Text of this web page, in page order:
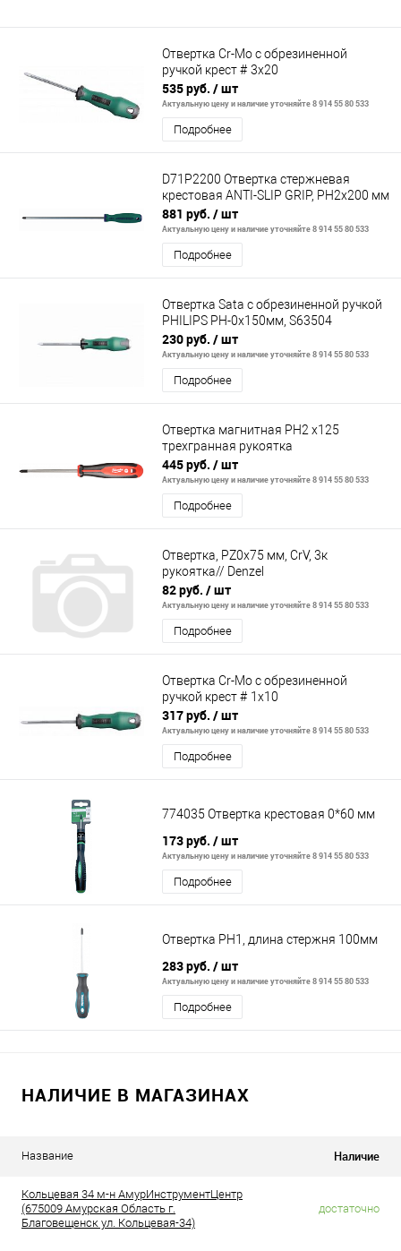
Отвертка Cr-Mo с обрезиненной
ручкой крест # 3х20
535 руб. / шт
Актуальную цену и наличие уточняйте 8 914 55 80 533
Подробнее
D71P2200 Отвертка стержневая
крестовая ANTI-SLIP GRIP, PH2x200 мм
881 руб. / шт
Актуальную цену и наличие уточняйте 8 914 55 80 533
Подробнее
Отвертка Sata с обрезиненной ручкой
PHILIPS РН-0х150мм, S63504
230 руб. / шт
Актуальную цену и наличие уточняйте 8 914 55 80 533
Подробнее
Отвертка магнитная PH2 x125
трехгранная рукоятка
445 руб. / шт
Актуальную цену и наличие уточняйте 8 914 55 80 533
Подробнее
Отвертка, PZ0x75 мм, CrV, 3к
рукоятка// Denzel
82 руб. / шт
Актуальную цену и наличие уточняйте 8 914 55 80 533
Подробнее
Отвертка Cr-Mo с обрезиненной
ручкой крест # 1х10
317 руб. / шт
Актуальную цену и наличие уточняйте 8 914 55 80 533
Подробнее
774035 Отвертка крестовая 0*60 мм
173 руб. / шт
Актуальную цену и наличие уточняйте 8 914 55 80 533
Подробнее
Отвертка PH1, длина стержня 100мм
283 руб. / шт
Актуальную цену и наличие уточняйте 8 914 55 80 533
Подробнее
НАЛИЧИЕ В МАГАЗИНАХ
Название Наличие
Кольцевая 34 м-н АмурИнструментЦентр
(675009 Амурская Область г.
Благовещенск ул. Кольцевая-34)
достаточно